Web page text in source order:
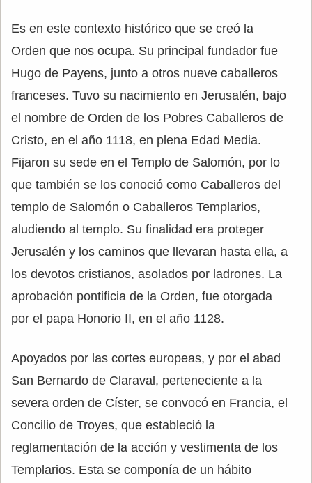
Es en este contexto histórico que se creó la
Orden que nos ocupa. Su principal fundador fue
Hugo de Payens, junto a otros nueve caballeros
franceses. Tuvo su nacimiento en Jerusalén, bajo
el nombre de Orden de los Pobres Caballeros de
Cristo, en el año 1118, en plena Edad Media.
Fijaron su sede en el Templo de Salomón, por lo
que también se los conoció como Caballeros del
templo de Salomón o Caballeros Templarios,
aludiendo al templo. Su finalidad era proteger
Jerusalén y los caminos que llevaran hasta ella, a
los devotos cristianos, asolados por ladrones. La
aprobación pontificia de la Orden, fue otorgada
por el papa Honorio II, en el año 1128.
Apoyados por las cortes europeas, y por el abad
San Bernardo de Claraval, perteneciente a la
severa orden de Císter, se convocó en Francia, el
Concilio de Troyes, que estableció la
reglamentación de la acción y vestimenta de los
Templarios. Esta se componía de un hábito